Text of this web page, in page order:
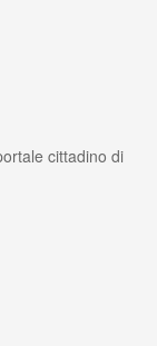
cittadino di